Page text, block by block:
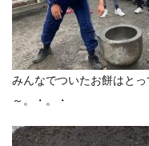
みんなでついたお餅はと
～。・。・